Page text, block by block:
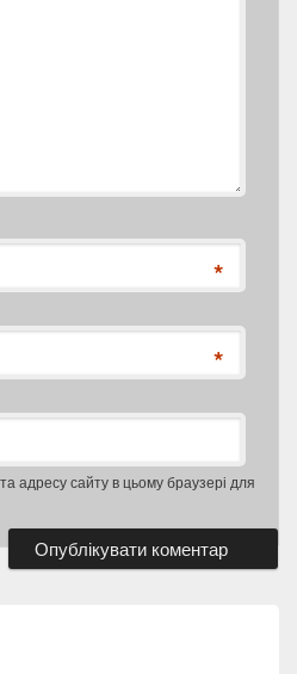
*
*
адресу сайту в цьому браузері для